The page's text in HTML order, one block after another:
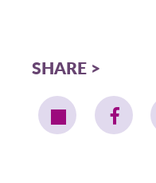
SHARE